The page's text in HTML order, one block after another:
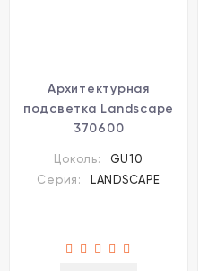
Архитектурная
подсветка Landscape
370600
Цоколь:
GU10
Серия:
LANDSCAPE